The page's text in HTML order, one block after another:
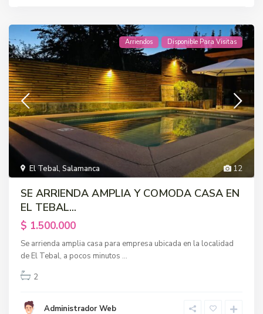
12
El Tebal,Salamanca
Arriendos Disponible Para Visitas
SE ARRIENDA AMPLIA Y COMODA CASA EN
EL TEBAL...
$ 1.500.000
Se arrienda amplia casa para empresa ubicada en la localidad
de El Tebal, a pocos minutos ...
2
Administrador Web